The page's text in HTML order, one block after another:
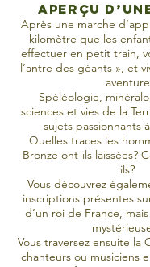
Aperçu
Après une marche
kilomètre que les
effectuer en petit train,
l’antre des géants », et
Spéléologie,
sciences et vies de la
sujets passionnants
Quelles traces les
Bronze ont-ils laissées?
ils?
Vous découvrez
inscriptions présentes
d’un roi de France,
Vous traversez ensuite la
chanteurs ou musiciens